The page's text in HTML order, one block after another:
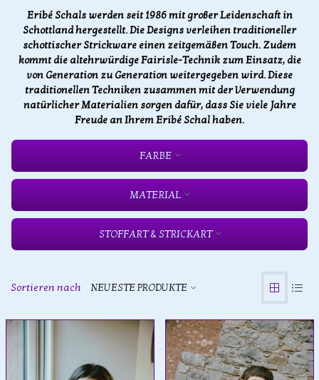
Eribé Schals werden seit 1986 mit großer Leidenschaft in
Schottland hergestellt. Die Designs verleihen traditioneller
schottischer Strickware einen zeitgemäßen Touch. Zudem
kommt die altehrwürdige Fairisle-Technik zum Einsatz, die
von Generation zu Generation weitergegeben wird. Diese
traditionellen Techniken zusammen mit der Verwendung
natürlicher Materialien sorgen dafür, dass Sie viele Jahre
Freude an Ihrem Eribé Schal haben.
FARBE
MATERIAL
STOFFART & STRICKART
Sortieren nach NEUESTE PRODUKTE